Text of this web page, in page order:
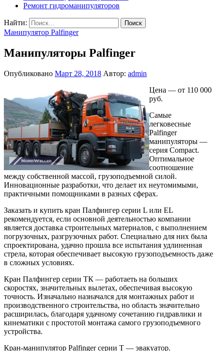
Ремонт гидроманипуляторов
Найти:
Манипулятор Palfinger
Манипуляторы Palfinger
Опубликовано Март 28, 2018 Автор: admin
Цена — от 110 000
руб.
Самые
легковесные
Palfinger
манипуляторы —
серия Compact.
Оптимальное
соотношение
между собственной массой, грузоподъемной силой.
Инновационные разработки, что делает их неутомимыми,
практичными помощниками в разных сферах.
Заказать и купить кран Палфингер серии L или EL
рекомендуется, если основной деятельностью компании
является доставка строительных материалов, с выполнением
погрузочных, разгрузочных работ. Специально для них была
спроектирована, удачно прошла все испытания удлиненная
стрела, которая обеспечивает высокую грузоподъемность даже
в сложных условиях.
Кран Палфингер серии ТК — работаеть на больших
скоростях, значительных вылетах, обеспечивая высокую
точность. Изначально назначался для монтажных работ и
производственного строительства, но область значительно
расширилась, благодаря удачному сочетанию гидравлики и
кинематики с простотой монтажа самого грузоподъемного
устройства.
Кран-манипулятор Palfinger серии Т — эвакуатор.